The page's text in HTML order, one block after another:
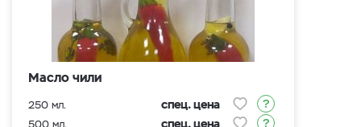
Масло чили
250 мл. спец. цена
500 мл. спец. цена